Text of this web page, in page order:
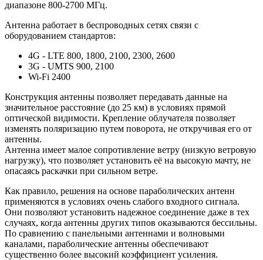
диапазоне 800-2700 МГц.
Антенна работает в беспроводных сетях связи с
оборудованием стандартов:
4G - LTE 800, 1800, 2100, 2300, 2600
3G - UMTS 900, 2100
Wi-Fi 2400
Конструкция антенны позволяет передавать данные на
значительное расстояние (до 25 км) в условиях прямой
оптической видимости. Крепление облучателя позволяет
изменять поляризацию путем поворота, не откручивая его от
антенны.
Антенна имеет малое сопротивление ветру (низкую ветровую
нагрузку), что позволяет установить её на высокую мачту, не
опасаясь раскачки при сильном ветре.
Как правило, решения на основе параболических антенн
применяются в условиях очень слабого входного сигнала.
Они позволяют установить надежное соединение даже в тех
случаях, когда антенны других типов оказываются бессильны.
По сравнению с панельными антеннами и волновыми
каналами, параболические антенны обеспечивают
существенно более высокий коэффициент усиления.